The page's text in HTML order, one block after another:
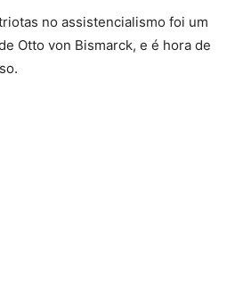
no assistencialismo foi um
Otto von Bismarck, e é hora de